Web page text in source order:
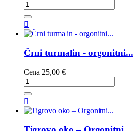

Črni turmalin - orgonitni...
Cena 25,00 €
